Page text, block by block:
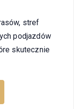
stref
podjazdów
skutecznie